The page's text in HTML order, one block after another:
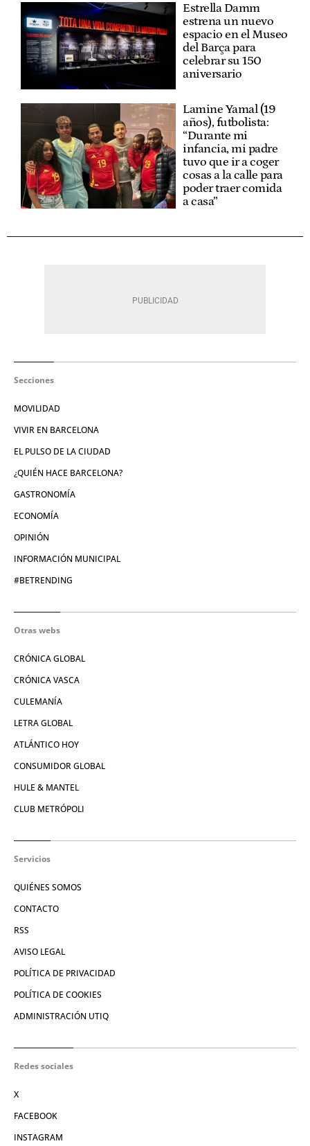
Estrella Damm
estrena un nuevo
espacio en el Museo
del Barça para
celebrar su 150
aniversario
Lamine Yamal (19
años), futbolista:
“Durante mi
infancia, mi padre
tuvo que ir a coger
cosas a la calle para
poder traer comida
a casa”
Secciones
MOVILIDAD
VIVIR EN BARCELONA
EL PULSO DE LA CIUDAD
¿QUIÉN HACE BARCELONA?
GASTRONOMÍA
ECONOMÍA
OPINIÓN
INFORMACIÓN MUNICIPAL
#BETRENDING
Otras webs
CRÓNICA GLOBAL
CRÓNICA VASCA
CULEMANÍA
LETRA GLOBAL
ATLÁNTICO HOY
CONSUMIDOR GLOBAL
HULE & MANTEL
CLUB METRÓPOLI
Servicios
QUIÉNES SOMOS
CONTACTO
RSS
AVISO LEGAL
POLÍTICA DE PRIVACIDAD
POLÍTICA DE COOKIES
ADMINISTRACIÓN UTIQ
Redes sociales
X
FACEBOOK
INSTAGRAM